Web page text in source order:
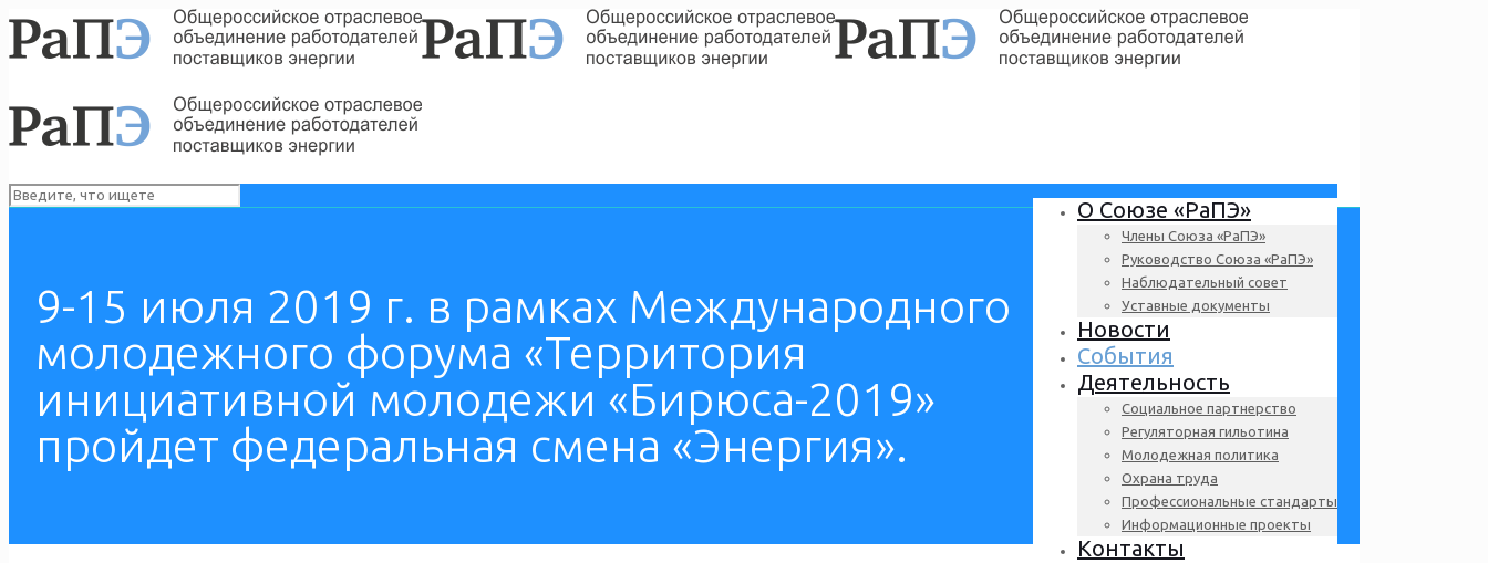
О Союзе «РаПЭ»
Члены Союза «РаПЭ»
Руководство Союза «РаПЭ»
Наблюдательный совет
Уставные документы
Новости
События
Деятельность
Социальное партнерство
Регуляторная гильотина
Молодежная политика
Охрана труда
Профессиональные стандарты
Информационные проекты
Контакты
9-15 июля 2019 г. в рамках Международного
молодежного форума «Территория
инициативной молодежи «Бирюса-2019»
пройдет федеральная смена «Энергия».